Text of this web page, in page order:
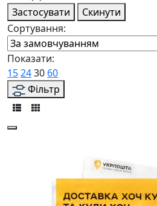
Застосувати
Скинути
Сортування:
Показати:
152430 60
Фільтр